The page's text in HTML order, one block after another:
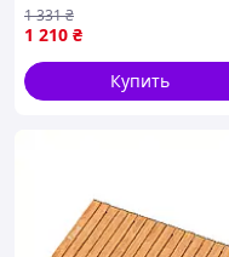
1 210 ₴
1 331₴
Купить